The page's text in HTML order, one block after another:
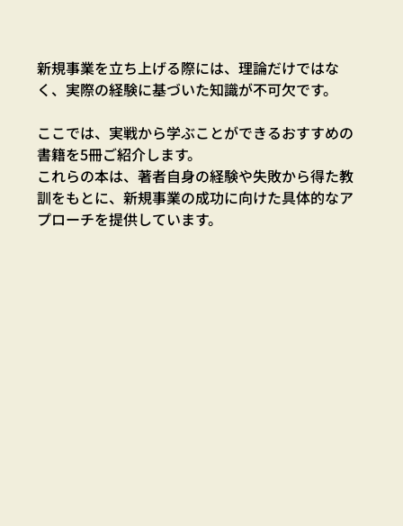
新規事業を立ち上げる際には、理論だけではな
く、実際の経験に基づいた知識が不可欠です。
ここでは、実戦から学ぶことができるおすすめの
書籍を5冊ご紹介します。
これらの本は、著者自身の経験や失敗から得た教
訓をもとに、新規事業の成功に向けた具体的なア
プローチを提供しています。